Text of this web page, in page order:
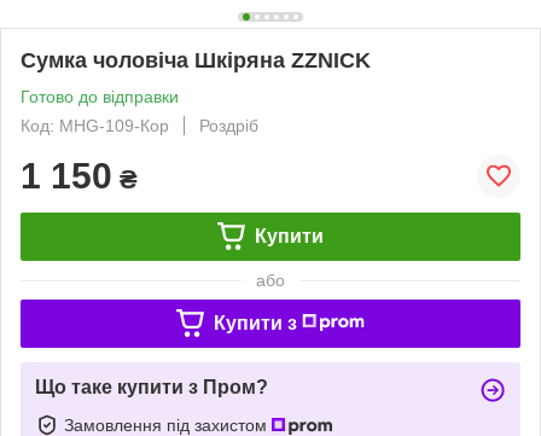
Сумка чоловіча Шкіряна ZZNICK
Готово до відправки
Код: MHG-109-Кор
Роздріб
1 150 ₴
Купити
або
Купити з
Що таке купити з Пром?
Замовлення під захистом